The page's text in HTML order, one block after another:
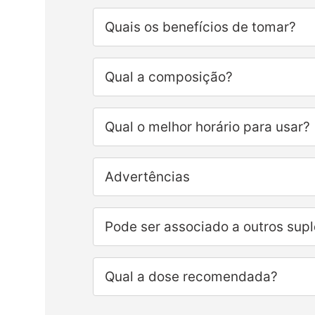
Quais os benefícios de tomar?
Qual a composição?
Qual o melhor horário para usar?
Advertências
Pode ser associado a outros
Qual a dose recomendada?